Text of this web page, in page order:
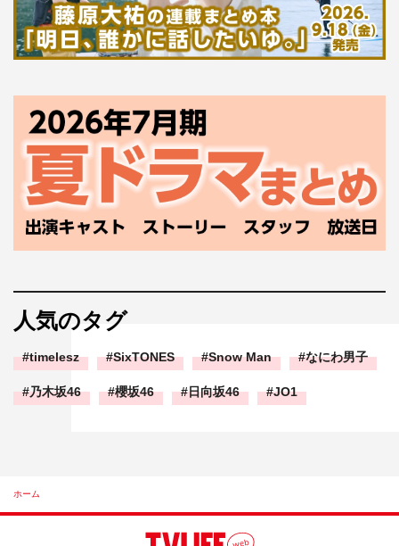
人気のタグ
timelesz SixTONES Snow Man なにわ男子
乃木坂46 櫻坂46 日向坂46 JO1
ホーム